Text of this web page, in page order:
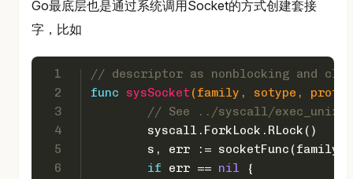
Go最底层也是通过系统调用Socket的方式创建套接
字，比如
1
2
3
4
5
6
// descriptor as nonblocking and
func
sysSocket (family, sotype, proto
// See ../syscall/
	syscall.ForkLock.RLock()
s, err := socketFunc(family,
if err == nil {